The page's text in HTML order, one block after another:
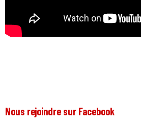
Nous rejoindre sur Facebook